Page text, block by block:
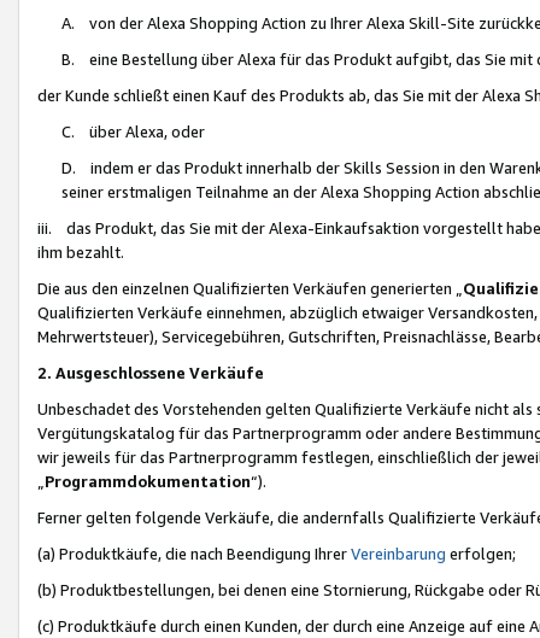
A. von der Alexa Shopping Action zu Ihrer Alexa Skill-Site
B. eine Bestellung über Alexa für das Produkt aufgibt, das Sie mit
der Kunde schließt einen Kauf des Produkts ab, das Sie mit der Alexa
C. über Alexa, oder
D. indem er das Produkt innerhalb der Skills Session in den
seiner erstmaligen Teilnahme an der Alexa Shopping Action
iii. das Produkt, das Sie mit der Alexa-Einkaufsaktion vorgestellt
ihm bezahlt.
Die aus den einzelnen Qualifizierten Verkäufen generierten „
Qualifizierten Verkäufe einnehmen, abzüglich etwaiger
Mehrwertsteuer), Servicegebühren, Gutschriften, Preisnachlässe,
2. Ausgeschlossene Verkäufe
Unbeschadet des Vorstehenden gelten Qualifizierte Verkäufe nicht
Vergütungskatalog für das Partnerprogramm oder andere
wir jeweils für das Partnerprogramm festlegen, einschließlich der
Programmdokumentation“).
Ferner gelten folgende Verkäufe, die andernfalls Qualifizierte
(a) Produktkäufe, die nach Beendigung IhrerVereinbarung erfolgen;
(b) Produktbestellungen, bei denen eine Stornierung, Rückgabe oder
(c) Produktkäufe durch einen Kunden, der durch eine Anzeige auf